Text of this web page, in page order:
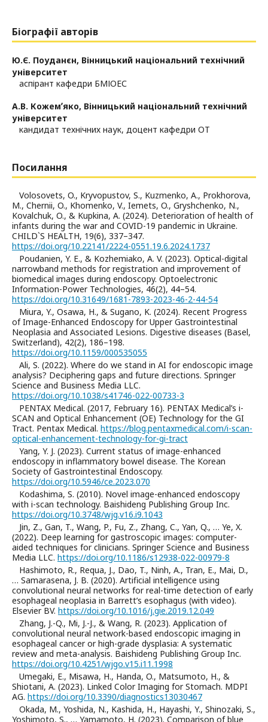
Біографії авторів
Ю.Є. Поуданєн, Вінницький національний технічний
університет
аспірант кафедри БМІОЕС
А.В. Кожемʼяко, Вінницький національний технічний
університет
кандидат технічних наук, доцент кафедри ОТ
Посилання
Volosovets, O., Kryvopustov, S., Kuzmenko, A., Prokhorova,
M., Chernii, O., Khomenko, V., Iemets, O., Gryshchenko, N.,
Kovalchuk, O., & Kupkina, A. (2024). Deterioration of health of
infants during the war and COVID-19 pandemic in Ukraine.
CHILD`S HEALTH, 19(6), 337–347.
https://doi.org/10.22141/2224-0551.19.6.2024.1737
Poudanien, Y. E., & Kozhemiako, A. V. (2023). Optical-digital
narrowband methods for registration and improvement of
biomedical images during endoscopy. Optoelectronic
Information-Power Technologies, 46(2), 44–54.
https://doi.org/10.31649/1681-7893-2023-46-2-44-54
Miura, Y., Osawa, H., & Sugano, K. (2024). Recent Progress
of Image-Enhanced Endoscopy for Upper Gastrointestinal
Neoplasia and Associated Lesions. Digestive diseases (Basel,
Switzerland), 42(2), 186–198.
https://doi.org/10.1159/000535055
Ali, S. (2022). Where do we stand in AI for endoscopic image
analysis? Deciphering gaps and future directions. Springer
Science and Business Media LLC.
https://doi.org/10.1038/s41746-022-00733-3
PENTAX Medical. (2017, February 16). PENTAX Medical’s i-
SCAN and Optical Enhancement (OE) Technology for the GI
Tract. Pentax Medical. https://blog.pentaxmedical.com/i-scan-
optical-enhancement-technology-for-gi-tract
Yang, Y. J. (2023). Current status of image-enhanced
endoscopy in inflammatory bowel disease. The Korean
Society of Gastrointestinal Endoscopy.
https://doi.org/10.5946/ce.2023.070
Kodashima, S. (2010). Novel image-enhanced endoscopy
with i-scan technology. Baishideng Publishing Group Inc.
https://doi.org/10.3748/wjg.v16.i9.1043
Jin, Z., Gan, T., Wang, P., Fu, Z., Zhang, C., Yan, Q., … Ye, X.
(2022). Deep learning for gastroscopic images: computer-
aided techniques for clinicians. Springer Science and Business
Media LLC. https://doi.org/10.1186/s12938-022-00979-8
Hashimoto, R., Requa, J., Dao, T., Ninh, A., Tran, E., Mai, D.,
… Samarasena, J. B. (2020). Artificial intelligence using
convolutional neural networks for real-time detection of early
esophageal neoplasia in Barrett’s esophagus (with video).
Elsevier BV. https://doi.org/10.1016/j.gie.2019.12.049
Zhang, J.-Q., Mi, J.-J., & Wang, R. (2023). Application of
convolutional neural network-based endoscopic imaging in
esophageal cancer or high-grade dysplasia: A systematic
review and meta-analysis. Baishideng Publishing Group Inc.
https://doi.org/10.4251/wjgo.v15.i11.1998
Umegaki, E., Misawa, H., Handa, O., Matsumoto, H., &
Shiotani, A. (2023). Linked Color Imaging for Stomach. MDPI
AG. https://doi.org/10.3390/diagnostics13030467
Okada, M., Yoshida, N., Kashida, H., Hayashi, Y., Shinozaki, S.,
Yoshimoto, S., … Yamamoto, H. (2023). Comparison of blue